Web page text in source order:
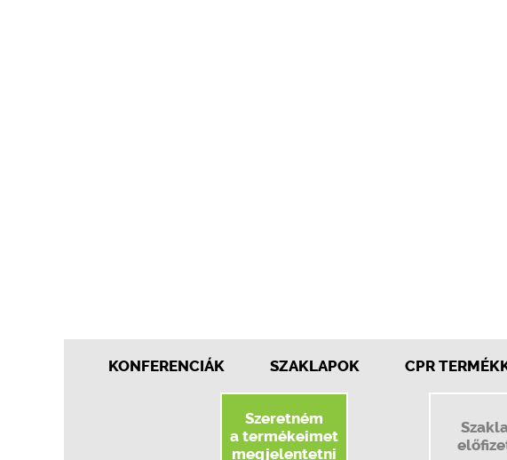
KONFERENCIÁK SZAKLAPOK CPR
Szeretném
a termékeimet
megjelentetni